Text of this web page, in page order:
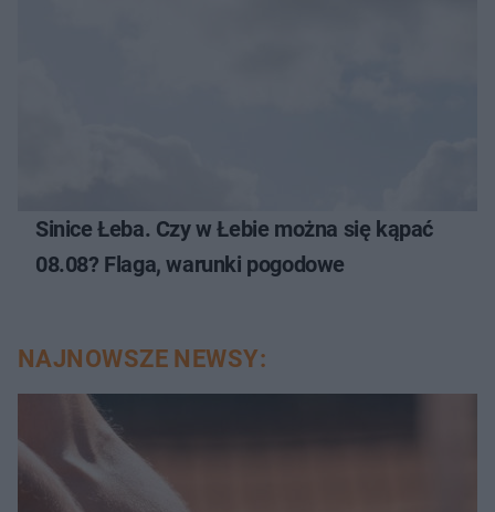
Sinice Łeba. Czy w Łebie można się kąpać
08.08? Flaga, warunki pogodowe
NAJNOWSZE NEWSY: